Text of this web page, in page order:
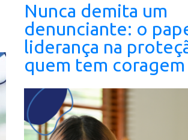
Nunca demita um
denunciante: o
liderança na
quem tem